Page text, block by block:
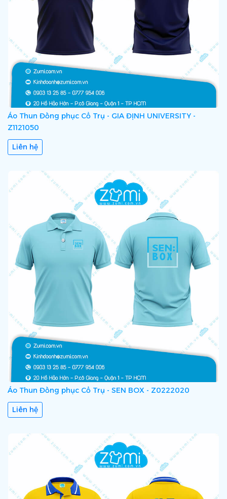
Áo Thun Đồng phục Cổ Trụ - GIA ĐỊNH UNIVERSITY -
Z1121050
Liên hệ
Áo Thun Đồng phục Cổ Trụ - SEN BOX - Z0222020
Liên hệ